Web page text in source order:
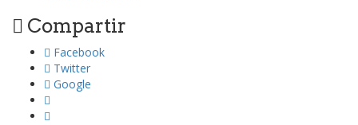
Compartir
Facebook
Twitter
Google